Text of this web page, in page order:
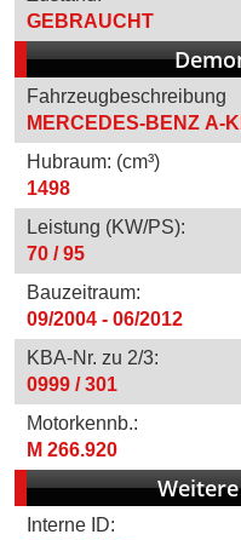
GEBRAUCHT
Fahrzeugbeschreibung
MERCEDES-BENZ A-
Hubraum: (cm³)
1498
Leistung (KW/PS):
70 / 95
Bauzeitraum:
09/2004 - 06/2012
KBA-Nr. zu 2/3:
0999 / 301
Motorkennb.:
M 266.920
Interne ID: